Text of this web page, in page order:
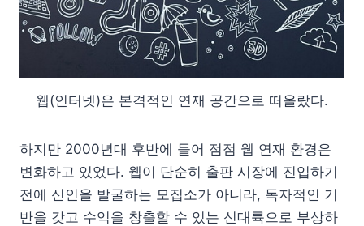
웹(인터넷)은 본격적인 연재 공간으로 떠올랐다.
하지만 2000년대 후반에 들어 점점 웹 연재 환경은
변화하고 있었다. 웹이 단순히 출판 시장에 진입하기
전에 신인을 발굴하는 모집소가 아니라, 독자적인 기
반을 갖고 수익을 창출할 수 있는 신대륙으로 부상하